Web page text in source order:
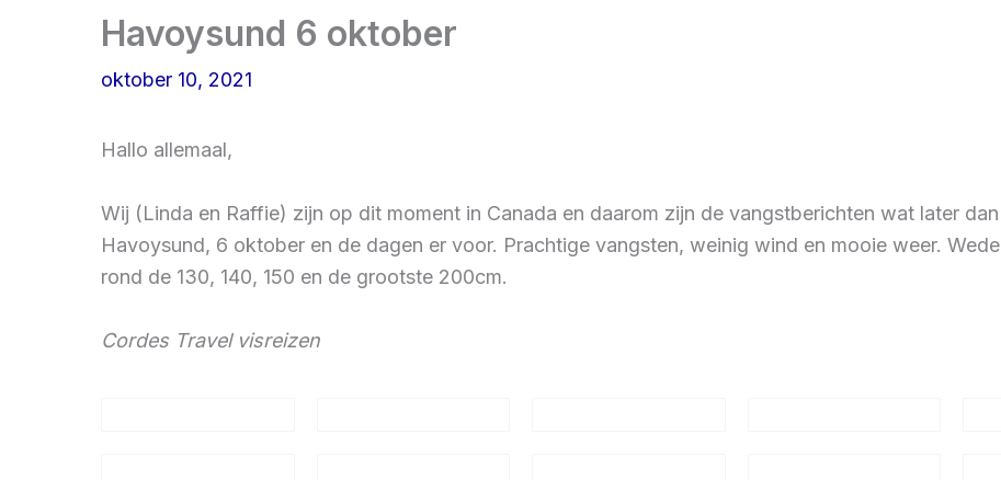
Havoysund 6 oktober
oktober 10, 2021
Hallo allemaal,
Wij (Linda en Raffie) zijn op dit moment in Canada en daarom zijn de vangstberichten wat later
Havoysund, 6 oktober en de dagen er voor. Prachtige vangsten, weinig wind en mooie weer.
rond de 130, 140, 150 en de grootste 200cm.
Cordes Travel visreizen